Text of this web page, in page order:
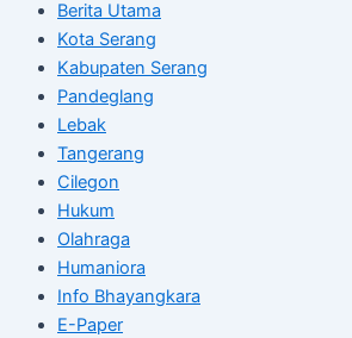
Berita Utama
Kota Serang
Kabupaten Serang
Pandeglang
Lebak
Tangerang
Cilegon
Hukum
Olahraga
Humaniora
Info Bhayangkara
E-Paper